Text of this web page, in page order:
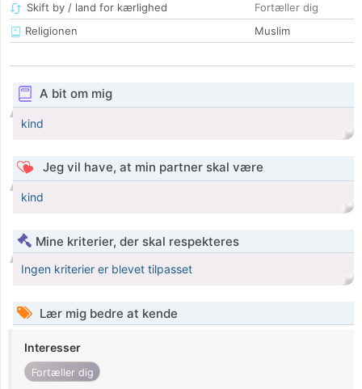
Skift by / land for kærlighed
Fortæller dig
Religionen
Muslim
A bit om mig
kind
Jeg vil have, at min partner skal være
kind
Mine kriterier, der skal respekteres
Ingen kriterier er blevet tilpasset
Lær mig bedre at kende
Interesser
Fortæller dig